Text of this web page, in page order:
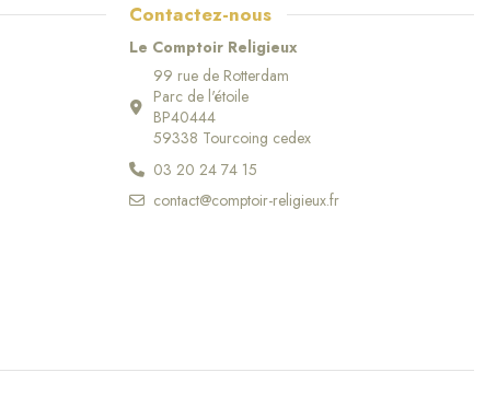
Contactez-nous
Le Comptoir Religieux
99 rue de Rotterdam
Parc de l'étoile
BP40444
59338 Tourcoing cedex
03 20 24 74 15
contact@comptoir-religieux.fr